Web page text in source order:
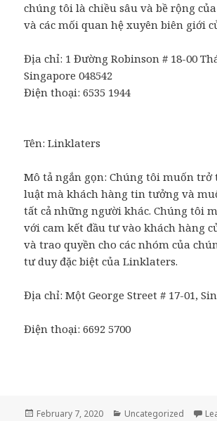
chúng tôi là chiều sâu và bề rộng
và các mối quan hệ xuyên biên giới
Địa chỉ: 1 Đường Robinson # 18-00
Singapore048542
Điện thoại: 6535 1944
Tên:Linklaters
Mô tả ngắn gọn: Chúng tôi muốn trở
luật mà khách hàng tin tưởng và
tất cả những người khác. Chúng tôi
với cam kết đầu tư vào khách hàng
và trao quyền cho các nhóm của
tư duy đặc biệt của Linklaters.
Địa chỉ:Một George Street # 17-01,
Điện thoại: 6692 5700
Posted
February 7, 2020 Categories
Uncategorized